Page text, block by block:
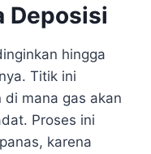
Deposisi
hingga
Titik ini
di mana gas akan
Proses ini
karena